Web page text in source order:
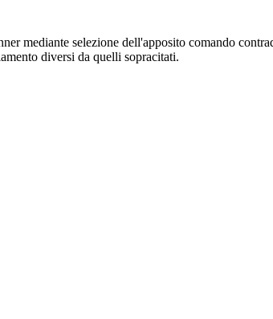
mediante selezione dell'apposito comando
diversi da quelli sopracitati.